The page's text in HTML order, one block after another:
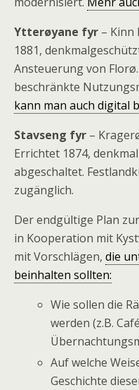
Ytterøyane fyr – Kinn
1881,
Ansteuerung von
beschränkte
kann man auch digital
Stavseng fyr –
Errichtet 1874,
abgeschaltet.
zugänglich.
Der endgültige Plan
in Kooperation mit
mit Vorschlägen, die
beinhalten sollten:
Wie sollen die
werden (z.B.
Auf welche
Geschichte